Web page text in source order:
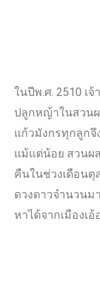
ในปีพ.ศ. 2510 เ
ปลูกหญ้าในสวน
แก้วมังกรทุกลูกจึ
แม้แต่น้อย สวนผ
คืนในช่วงเดือนตุ
ดวงดาวจำนวน
หาได้จากเมืองเ